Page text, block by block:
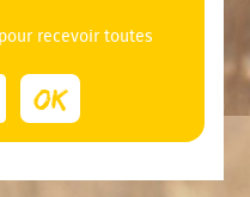
recevoir toutes